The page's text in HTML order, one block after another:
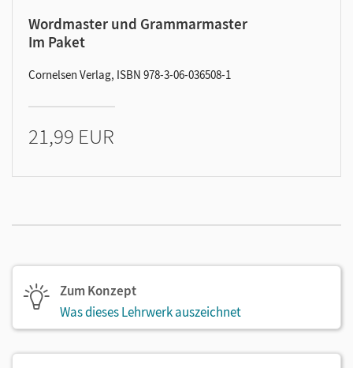
Wordmaster und Grammarmaster
Im Paket
Cornelsen Verlag, ISBN 978-3-06-036508-1
21,99 EUR
Zum Konzept
Was dieses Lehrwerk auszeichnet